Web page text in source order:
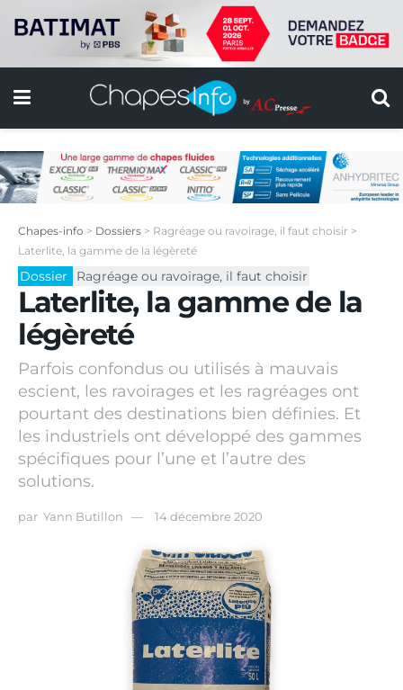
Chapes-info > Dossiers > Ragréage ou ravoirage, il faut choisir >
Laterlite, la gamme de la légèreté
Dossier Ragréage ou ravoirage, il faut choisir
Laterlite, la gamme de la
légèreté
Parfois confondus ou utilisés à mauvais
escient, les ravoirages et les ragréages ont
pourtant des destinations bien définies. Et
les industriels ont développé des gammes
spécifiques pour l’une et l’autre des
solutions.
par Yann Butillon 14 décembre 2020